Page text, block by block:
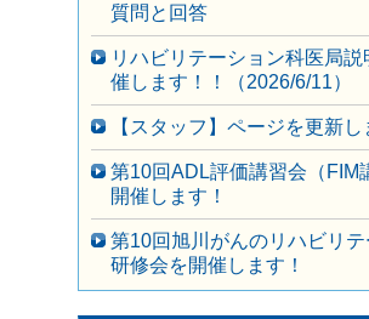
質問と回答
リハビリテーション科医局説
催します！！（2026/6/11）
【スタッフ】ページを更新し
第10回ADL評価講習会（FIM
開催します！
第10回旭川がんのリハビリ
研修会を開催します！